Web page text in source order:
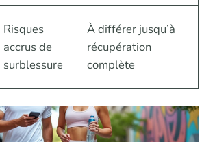
Risques
accrus de
surblessure
À différer jusqu’à
récupération
complète